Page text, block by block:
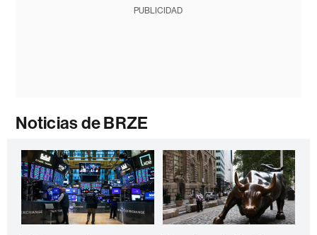
PUBLICIDAD
Noticias de BRZE